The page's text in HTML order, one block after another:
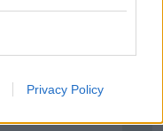
Privacy Policy
All